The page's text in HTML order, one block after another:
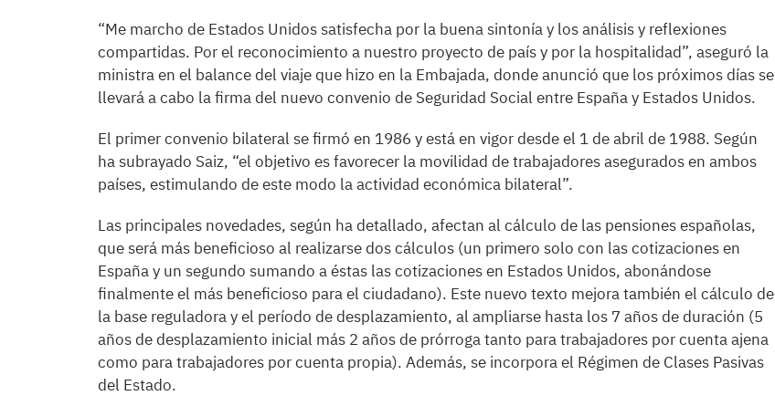
“Me marcho de Estados Unidos satisfecha por la buena sintonía y los análisis y reflexiones
compartidas. Por el reconocimiento a nuestro proyecto de país y por la hospitalidad”, aseguró la
ministra en el balance del viaje que hizo en la Embajada, donde anunció que los próximos días se
llevará a cabo la firma del nuevo convenio de Seguridad Social entre España y Estados Unidos.
El primer convenio bilateral se firmó en 1986 y está en vigor desde el 1 de abril de 1988. Según
ha subrayado Saiz, “el objetivo es favorecer la movilidad de trabajadores asegurados en ambos
países, estimulando de este modo la actividad económica bilateral”.
Las principales novedades, según ha detallado, afectan al cálculo de las pensiones españolas,
que será más beneficioso al realizarse dos cálculos (un primero solo con las cotizaciones en
España y un segundo sumando a éstas las cotizaciones en Estados Unidos, abonándose
finalmente el más beneficioso para el ciudadano). Este nuevo texto mejora también el cálculo de
la base reguladora y el período de desplazamiento, al ampliarse hasta los 7 años de duración (5
años de desplazamiento inicial más 2 años de prórroga tanto para trabajadores por cuenta ajena
como para trabajadores por cuenta propia). Además, se incorpora el Régimen de Clases Pasivas
del Estado.